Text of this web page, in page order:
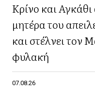
Κρίνο και
μητέρα του
και στέλνει τον
φυλακή
07.08.26